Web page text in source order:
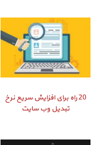
20 راه برای افزایش سریع نرخ
تبدیل وب سایت